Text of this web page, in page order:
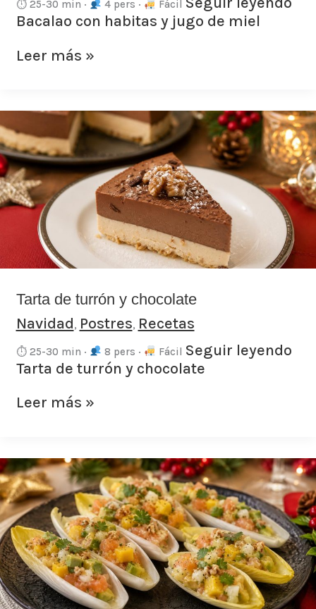
⏱ 25-30 min · 4 pers · Fácil
Bacalao con habitas y jugo de miel
Leer más »
Tarta de turrón y chocolate
Navidad, Postres, Recetas
⏱ 25-30 min · 8 pers · Fácil Seguir leyendo
Tarta de turrón y chocolate
Tarta
de
turrón
y
chocolate
Leer más »
Endibias
rellenas
de
salmón,
mango
y
aguacate